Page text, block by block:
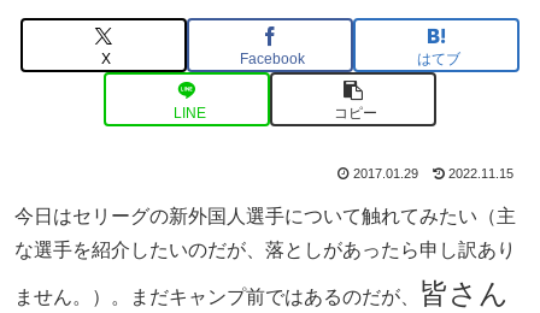
X Facebook はてブ
LINE コピー
2017.01.29 2022.11.15
今日はセリーグの新外国人選手について触れてみたい（主
な選手を紹介したいのだが、落としがあったら申し訳あり
ません。）。まだキャンプ前ではあるのだが、
皆さん